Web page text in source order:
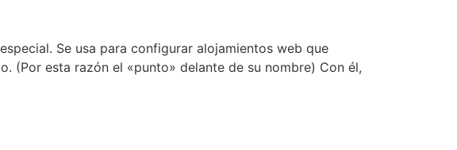
Se usa para configurar alojamientos web que
(Por esta razón el «punto» delante de su nombre) Con él,